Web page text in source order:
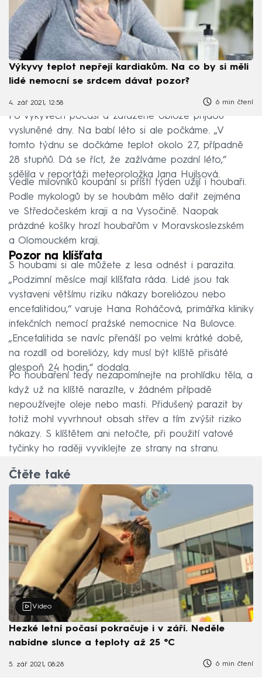
Výkyvy teplot nepřejí kardiakům. Na co by si měli
lidé nemocní se srdcem dávat pozor?
4. zář 2021, 12:58 6 min čtení
Po výkyvech počasí a zatažené obloze přijdou
vysluněné dny. Na babí léto si ale počkáme. „V
tomto týdnu se dočkáme teplot okolo 27, případně
28 stupňů. Dá se říct, že zažíváme pozdní léto,“
sdělila v reportáži meteoroložka Jana Hujlsová.
Vedle milovníků koupání si příští týden užijí i houbaři.
Podle mykologů by se houbám mělo dařit zejména
ve Středočeském kraji a na Vysočině. Naopak
prázdné košíky hrozí houbařům v Moravskoslezském
a Olomouckém kraji.
Pozor na klíšťata
S houbami si ale můžete z lesa odnést i parazita.
„Podzimní měsíce mají klíšťata ráda. Lidé jsou tak
vystaveni většímu riziku nákazy boreliózou nebo
encefalitidou,“ varuje Hana Roháčová, primářka kliniky
infekčních nemocí pražské nemocnice Na Bulovce.
„Encefalitida se navíc přenáší po velmi krátké době,
na rozdíl od boreliózy, kdy musí být klíště přisáté
alespoň 24 hodin,“ dodala.
Po houbaření tedy nezapomínejte na prohlídku těla, a
když už na klíště narazíte, v žádném případě
nepoužívejte oleje nebo masti. Přidušený parazit by
totiž mohl vyvrhnout obsah střev a tím zvýšit riziko
nákazy. S klíštětem ani netočte, při použití vatové
tyčinky ho raději vyviklejte ze strany na stranu.
Čtěte také
Video
Hezké letní počasí pokračuje i v září. Neděle
nabídne slunce a teploty až 25 °C
5. zář 2021, 08:28 6 min čtení